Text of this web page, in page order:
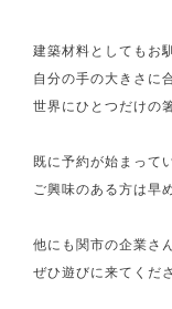
建築材料としてもお
自分の手の大きさに
世界にひとつだけの
既に予約が始まって
ご興味のある方は早
他にも関市の企業さ
ぜひ遊びに来てくだ